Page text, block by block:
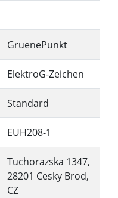
GruenePunkt
ElektroG-Zeichen
Standard
EUH208-1
Tuchorazska 1347,
28201 Cesky Brod,
CZ